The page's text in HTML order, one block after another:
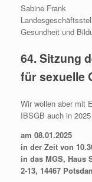
Sabine Frank
Gesundheit und
64. Sitzung
für sexuelle
Wir wollen aber mit
IBSGB auch in
am 08.01.2025
in der Zeit von
in das MGS, Haus
2-13, 14467